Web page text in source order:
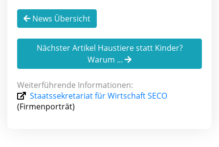
News Übersicht
Nächster Artikel Haustiere statt Kinder?
Warum ...
Weiterführende Informationen:
Staatssekretariat für Wirtschaft SECO
(Firmenporträt)